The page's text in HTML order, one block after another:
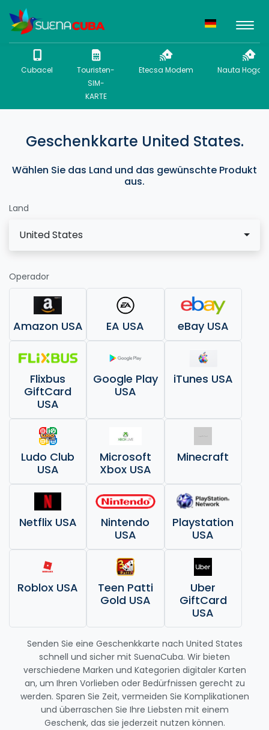
Cubacel
Touristen-
SIM-
KARTE
Etecsa Modem Nauta Hogar
Geschenkkarte United States.
Wählen Sie das Land und das gewünschte Produkt
aus.
Land
United States
Operador
Amazon USA EA USA eBay USA
Flixbus
GiftCard
USA
Google Play
USA
iTunes USA
Ludo Club
USA
Microsoft
Xbox USA
Minecraft
Netflix USA
Nintendo
USA
Playstation
USA
Roblox USA
Teen Patti
Gold USA
Uber
GiftCard
USA
Senden Sie eine Geschenkkarte nach United States
schnell und sicher mit SuenaCuba. Wir bieten
verschiedene Marken und Kategorien digitaler Karten
an, um Ihren Vorlieben oder Bedürfnissen gerecht zu
werden. Sparen Sie Zeit, vermeiden Sie Komplikationen
und überraschen Sie Ihre Liebsten mit einem
Geschenk, das sie jederzeit nutzen können.